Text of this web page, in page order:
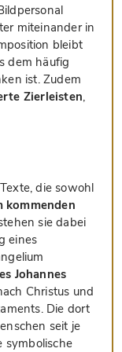
miteinander in
bleibt
dem häufig
ist. Zudem
Zierleisten,
die sowohl
kommenden
sie dabei
eines
Johannes
Christus und
Die dort
seit je
symbolische